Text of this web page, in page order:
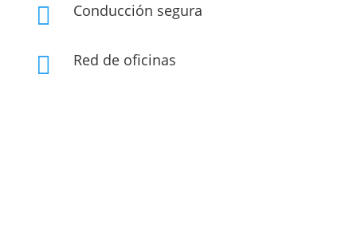
 Conducción segura
 Red de oficinas